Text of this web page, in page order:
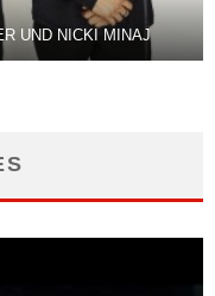
UND NICKI MINAJ